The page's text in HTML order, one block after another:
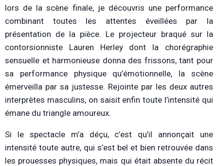
lors de la scène finale, je découvris une performance
combinant toutes les attentes éveillées par la
présentation de la pièce. Le projecteur braqué sur la
contorsionniste Lauren Herley dont la chorégraphie
sensuelle et harmonieuse donna des frissons, tant pour
sa performance physique qu’émotionnelle, la scène
émerveilla par sa justesse. Rejointe par les deux autres
interprètes masculins, on saisit enfin toute l’intensité qui
émane du triangle amoureux.
Si le spectacle m’a déçu, c’est qu’il annonçait une
intensité toute autre, qui s’est bel et bien retrouvée dans
les prouesses physiques, mais qui était absente du récit